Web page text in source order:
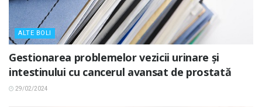
ALTE BOLI
Gestionarea problemelor vezicii urinare și
intestinului cu cancerul avansat de prostată
29/02/2024